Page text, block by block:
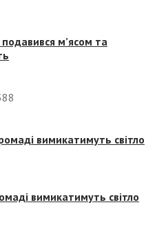
м’ясом та
вимикатимуть світло
вимикатимуть світло